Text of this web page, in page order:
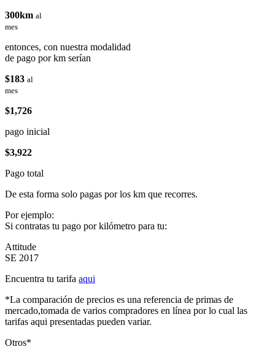
300km al
mes
entonces, con nuestra modalidad
de pago por km serían
$183 al
mes
$1,726
pago inicial
$3,922
Pago total
De esta forma solo pagas por los km que recorres.
Por ejemplo:
Si contratas tu pago por kilómetro para tu:
Attitude
SE 2017
Encuentra tu tarifa aqui
*La comparación de precios es una referencia de primas de
mercado,tomada de varios compradores en línea por lo cual las
tarifas aqui presentadas pueden variar.
Otros*